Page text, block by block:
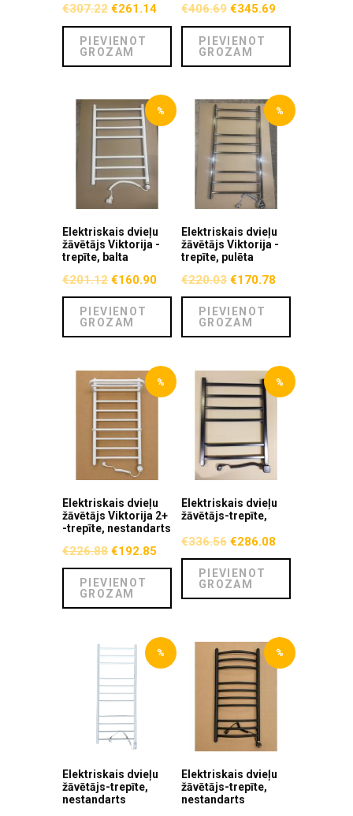
€307.22 €261.14
PIEVIENOT
GROZAM
€406.69 €345.69
PIEVIENOT
GROZAM
%
Elektriskais dvieļu
žāvētājs Viktorija -
trepīte, balta
€201.12 €160.90
PIEVIENOT
GROZAM
%
Elektriskais dvieļu
žāvētājs Viktorija -
trepīte, pulēta
€220.03 €170.78
PIEVIENOT
GROZAM
%
Elektriskais dvieļu
žāvētājs Viktorija 2+
-trepīte, nestandarts
€226.88 €192.85
PIEVIENOT
GROZAM
%
Elektriskais dvieļu
žāvētājs-trepīte,
€336.56 €286.08
PIEVIENOT
GROZAM
%
Elektriskais dvieļu
žāvētājs-trepīte,
nestandarts
%
Elektriskais dvieļu
žāvētājs-trepīte,
nestandarts